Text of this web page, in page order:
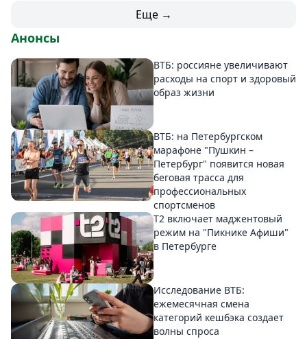
Еще →
Анонсы
ВТБ: россияне увеличивают
расходы на спорт и здоровый
образ жизни
ВТБ: на Петербургском
марафоне "Пушкин –
Петербург" появится новая
беговая трасса для
профессиональных
спортсменов
Т2 включает маджентовый
режим на "Пикнике Афиши"
в Петербурге
Исследование ВТБ:
ежемесячная смена
категорий кешбэка создает
волны спроса